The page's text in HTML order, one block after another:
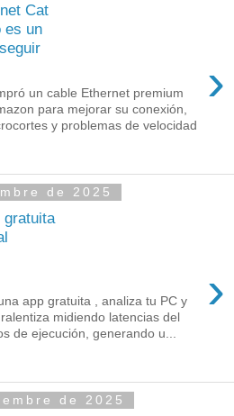
Cat
es un
›
un cable Ethernet premium
para mejorar su conexión,
y problemas de velocidad
de 2025
gratuita
›
app gratuita , analiza tu PC y
midiendo latencias del
de ejecución, generando u...
de 2025